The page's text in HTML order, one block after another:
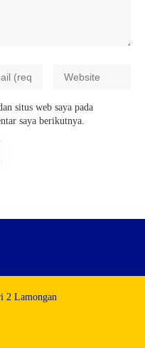
situs web saya pada
saya berikutnya.
2 Lamongan